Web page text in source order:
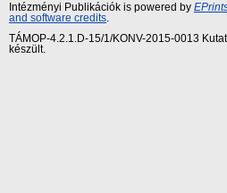
Intézményi Publikációk is powered by
and software credits
TÁMOP-4.2.1.D-15/1/KONV-2015-0013
készült.